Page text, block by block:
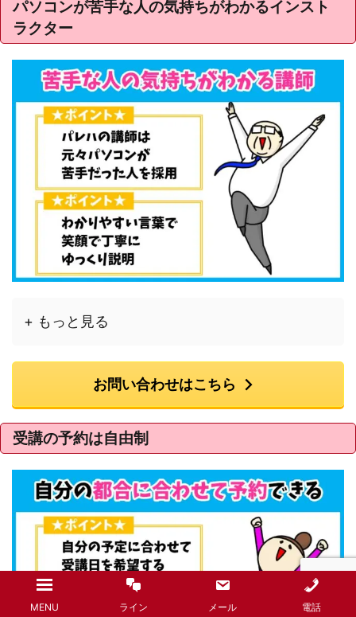
パソコンが苦手な人の気持ちがわかるインスト
ラクター
+ もっと見る
お問い合わせはこちら
受講の予約は自由制
MENU ライン メール 電話